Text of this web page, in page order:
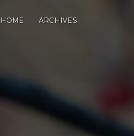
HOME ARCHIVES